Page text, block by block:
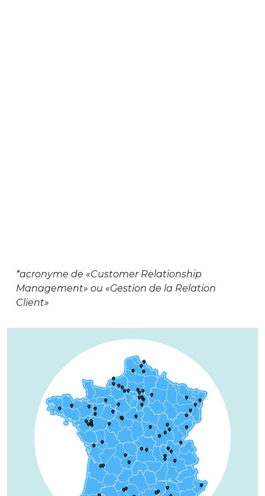
*acronyme de «Customer Relationship
Management» ou «Gestion de la Relation
Client»